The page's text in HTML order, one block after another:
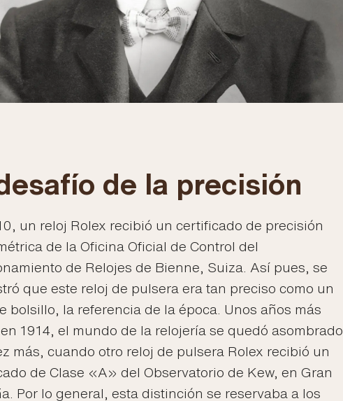
de la precisión
un reloj Rolex recibió un certificado de precisión
de la Oficina Oficial de Control del
de Relojes de Bienne, Suiza. Así pues, se
que este reloj de pulsera era tan preciso como un
bolsillo, la referencia de la época. Unos años más
1914, el mundo de la relojería se quedó asombrado
más, cuando otro reloj de pulsera Rolex recibió un
de Clase «A» del Observatorio de Kew, en Gran
Por lo general, esta distinción se reservaba a los